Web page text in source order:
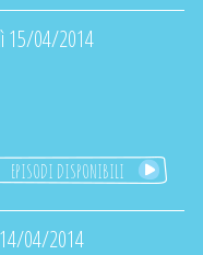
15/04/2014
EPISODI DISPONIBILI
04/2014